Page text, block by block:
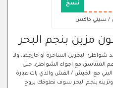
نسخ
/ سيتي ماكس
بنجم البحر
شواطئ البحرين الساحرة او خارجها، ولا
المتناسق مع اجواء الشواطئ، حتى
مع الخيش / القش والذي بات عبارة
بنجم البحر سوف تطوقك بروح